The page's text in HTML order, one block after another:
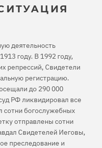
деятельность
году. В 1992 году,
репрессий, Свидетели
регистрацию.
до 290 000
РФ ликвидировал все
сотни богослужебных
отправлены сотни
Свидетелей Иеговы,
преследование и